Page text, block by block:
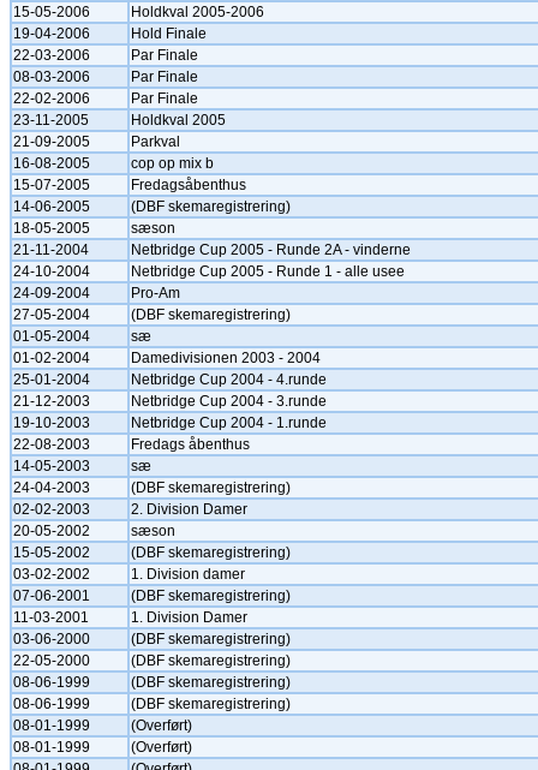
15-05-2006
Holdkval 2005-2006
19-04-2006
Hold Finale
22-03-2006
Par Finale
08-03-2006
Par Finale
22-02-2006
Par Finale
23-11-2005
Holdkval 2005
21-09-2005
Parkval
16-08-2005
cop op mix b
15-07-2005
Fredagsåbenthus
14-06-2005
(DBF skemaregistrering)
18-05-2005
sæson
21-11-2004
Netbridge Cup 2005 - Runde 2A - vinderne
24-10-2004
Netbridge Cup 2005 - Runde 1 - alle usee
24-09-2004
Pro-Am
27-05-2004
(DBF skemaregistrering)
01-05-2004
sæ
01-02-2004
Damedivisionen 2003 - 2004
25-01-2004
Netbridge Cup 2004 - 4.runde
21-12-2003
Netbridge Cup 2004 - 3.runde
19-10-2003
Netbridge Cup 2004 - 1.runde
22-08-2003
Fredags åbenthus
14-05-2003
sæ
24-04-2003
(DBF skemaregistrering)
02-02-2003
2. Division Damer
20-05-2002
sæson
15-05-2002
(DBF skemaregistrering)
03-02-2002
1. Division damer
07-06-2001
(DBF skemaregistrering)
11-03-2001
1. Division Damer
03-06-2000
(DBF skemaregistrering)
22-05-2000
(DBF skemaregistrering)
08-06-1999
(DBF skemaregistrering)
08-06-1999
(DBF skemaregistrering)
08-01-1999
(Overført)
08-01-1999
(Overført)